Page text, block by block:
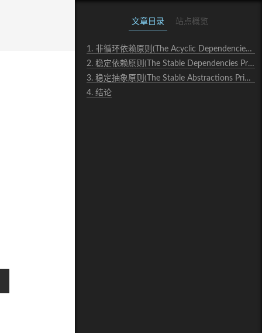
文章目录 站点概览
1. 非循环依赖原则(The Acyclic Dependencies Principle)
2. 稳定依赖原则(The Stable Dependencies Principle)
3. 稳定抽象原则(The Stable Abstractions Principle)
4. 结论